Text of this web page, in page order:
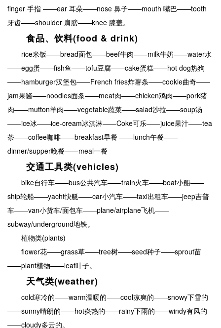
finger 手指 ——ear 耳朵——nose 鼻子——mouth 嘴巴——tooth
牙齿——shoulder 肩膀——knee 膝盖。
食品、饮料(food & drink)
rice米饭——bread面包——beef牛肉——milk牛奶——water水
——egg蛋——fish鱼——tofu豆腐——cake蛋糕——hot dog热狗
——hamburger汉堡包——French fries炸薯条——cookie曲奇——
jam果酱——noodles面条——meat肉——chicken鸡肉——pork猪
肉——mutton羊肉——vegetable蔬菜——salad沙拉——soup汤
——ice冰——ice-cream冰淇淋——Coke可乐——juice果汁——tea
茶——coffee咖啡——breakfast早餐 ——lunch午餐——
dinner/supper晚餐——meal一餐
交通工具类(vehicles)
bike自行车——bus公共汽车——train火车——boat小船——
ship轮船——yacht快艇——car小汽车——taxi出租车——jeep吉普
车——van小货车/面包车——plane/airplane飞机——
subway/underground地铁。
植物类(plants)
flower花——grass草——tree树——seed种子——sprout苗
——plant植物——leaf叶子。
天气类(weather)
cold寒冷的——warm温暖的——cool凉爽的——snowy下雪的
——sunny晴朗的——hot炎热的——rainy下雨的——windy有风的
——cloudy多云的。